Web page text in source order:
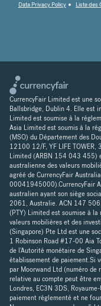
Data Privacy Policy
Liste des
CurrencyFair Limited est une
Ballsbridge, Dublin 4. Elle est
Limited est soumise à la
Asia Limited est soumis à la
(MSO) du Département des
12100 12/F, YF LIFE TOWER,
Limited (ARBN 154 043 455)
australienne des valeurs
agréé de CurrencyFair
00041945000).CurrencyFair
australien ayant son siège
2061, Australie. ACN 147
(PTY) Limited est soumise à
valeurs mobilières et des
(Singapore) Pte Ltd est une
1 Robinson Road #17-00 Aia
de l'Autorité monétaire de
établissement de paiement.Si
par Moorwand Ltd (numéro de
relative au compte peut être
Londres, EC3N 3DS,
paiement réglementé et ne